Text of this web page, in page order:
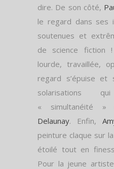
dire. De son côté,
le regard dans ses
soutenues et
de science fiction
lourde, travaillée,
regard s’épuise et
solarisations
« simultanéité »
Delaunay. Enfin,
peinture claque sur
étoilé tout en
Pour la jeune